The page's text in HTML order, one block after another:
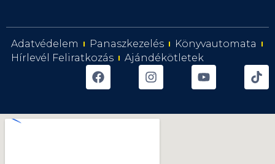
Adatvédelem Panaszkezelés
Könyvautomata
Hírlevél Feliratkozás
Ajándékötletek